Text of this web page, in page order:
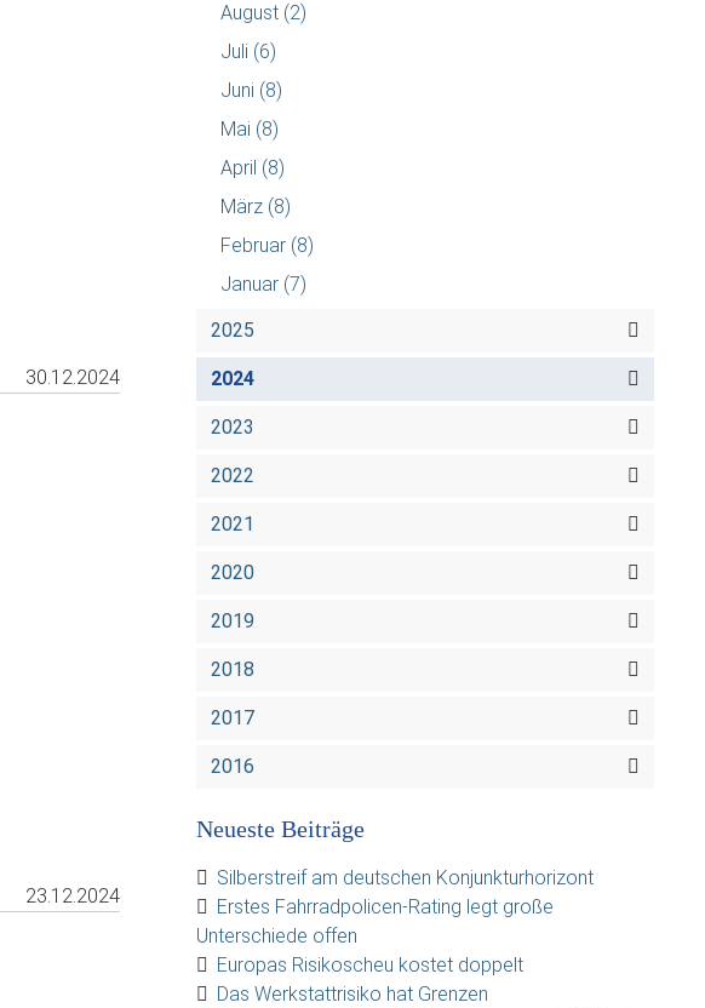
30.12.2024
23.12.2024
August (2)
Juli (6)
Juni (8)
Mai (8)
April (8)
März (8)
Februar (8)
Januar (7)
2025
2024
2023
2022
2021
2020
2019
2018
2017
2016
Neueste Beiträge
Silberstreif am deutschen Konjunkturhorizont
Erstes Fahrradpolicen-Rating legt große
Unterschiede offen
Europas Risikoscheu kostet doppelt
Das Werkstattrisiko hat Grenzen